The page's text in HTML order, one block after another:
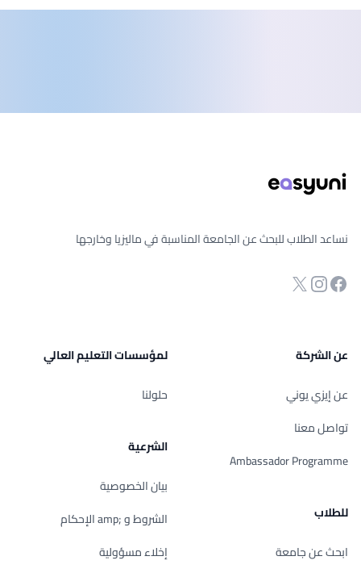
نساعد الطلاب للبحث عن الجامعة المناسبة في ماليزيا وخارجها
صفحة الفيسبوك
انستجرام
Twitter
عن الشركة
عن إيزي يوني
تواصل معنا
Ambassador Programme
للطلاب
ابحث عن جامعة
لمؤسسات التعليم العالي
حلولنا
الشرعية
بيان الخصوصية
الشروط و ;amp الإحكام
إخلاء مسؤولية